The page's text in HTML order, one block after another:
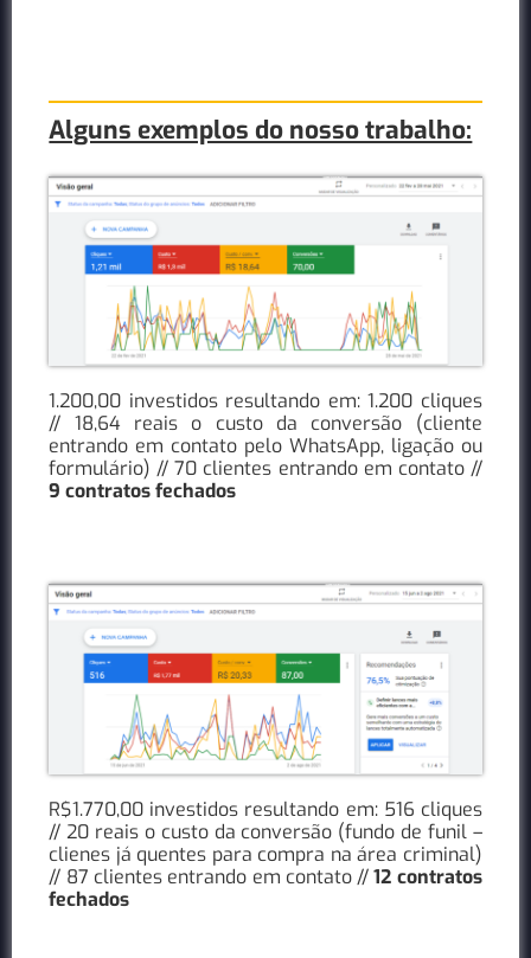
Alguns exemplos do nosso trabalho:
1.200,00 investidos resultando em: 1.200 cliques
// 18,64 reais o custo da conversão (cliente
entrando em contato pelo WhatsApp, ligação ou
formulário) // 70 clientes entrando em contato //
9 contratos fechados
R$1.770,00 investidos resultando em: 516 cliques
// 20 reais o custo da conversão (fundo de funil –
clienes já quentes para compra na área criminal)
// 87 clientes entrando em contato //12 contratos
fechados